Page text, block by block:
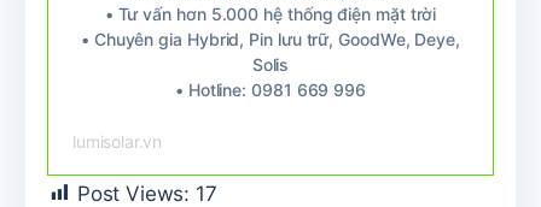
• Tư vấn hơn 5.000 hệ thống điện mặt trời
• Chuyên gia Hybrid, Pin lưu trữ, GoodWe, Deye,
Solis
• Hotline: 0981 669 996
lumisolar.vn
Post Views: 17